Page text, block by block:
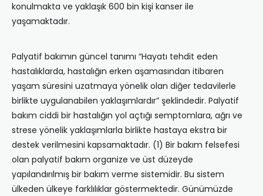
konulmakta ve yaklaşık 600 bin kişi kanser ile
yaşamaktadır.
Palyatif bakımın güncel tanımı “Hayatı tehdit eden
hastalıklarda, hastalığın erken aşamasından itibaren
yaşam süresini uzatmaya yönelik olan diğer tedavilerle
birlikte uygulanabilen yaklaşımlardır” şeklindedir. Palyatif
bakım ciddi bir hastalığın yol açtığı semptomlara, ağrı ve
strese yönelik yaklaşımlarla birlikte hastaya ekstra bir
destek verilmesini kapsamaktadır. (1) Bir bakım felsefesi
olan palyatif bakım organize ve üst düzeyde
yapılandırılmış bir bakım verme sistemidir. Bu sistem
ülkeden ülkeye farklılıklar göstermektedir. Günümüzde